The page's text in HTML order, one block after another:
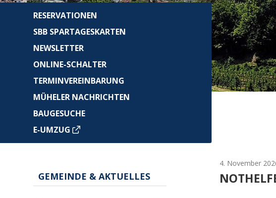
RESERVATIONEN
SBB SPARTAGESKARTEN
NEWSLETTER
ONLINE-SCHALTER
TERMINVEREINBARUNG
MÜHELER NACHRICHTEN
BAUGESUCHE
E-UMZUG
GEMEINDE & AKTUELLES
4. November